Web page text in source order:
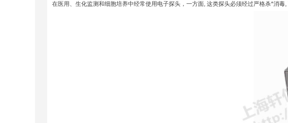
在医用、生化监测和细胞培养中经常使用电子探头，一方面, 这类探头必须经过严格杀*消